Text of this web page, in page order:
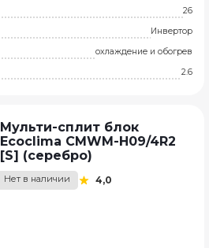
26
Инвертор
охлаждение и обогрев
2.6
Мульти-сплит блок
Ecoclima CMWM-H09/4R2
[S] (серебро)
Нет в наличии 4,0